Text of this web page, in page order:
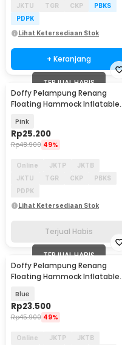
JKTU
TGR CKP
PBKS
PDPK
Lihat Ketersediaan Stok
+ Keranjang
TERJUAL HABIS
Doffy Pelampung Renang
Floating Hammock Inflatable
Pink
Rp25.200
Rp48.900 49%
Online JKTP
JKTB
JKTU
TGR CKP
PBKS
PDPK
Lihat Ketersediaan Stok
Terjual Habis
TERJUAL HABIS
Doffy Pelampung Renang
Floating Hammock Inflatable
Blue
Rp23.500
Rp45.900 49%
Online JKTP
JKTB